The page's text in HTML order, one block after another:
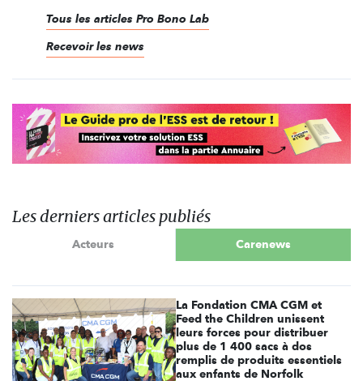
Tous les articles Pro Bono Lab
Recevoir les news
Les derniers articles publiés
Acteurs Carenews
La Fondation CMA CGM et
Feed the Children unissent
leurs forces pour distribuer
plus de 1 400 sacs à dos
remplis de produits essentiels
aux enfants de Norfolk